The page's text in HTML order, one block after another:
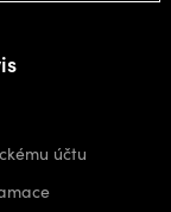
účtu